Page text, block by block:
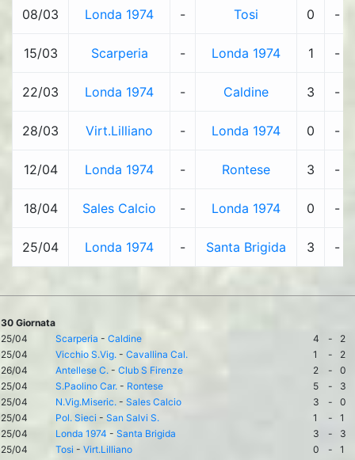
08/03 Londa 1974 - Tosi 0 -
15/03 Scarperia - Londa 1974 1 -
22/03 Londa 1974 - Caldine 3 -
28/03 Virt.Lilliano - Londa 1974 0 -
12/04 Londa 1974 - Rontese 3 -
18/04 Sales Calcio - Londa 1974 0 -
25/04 Londa 1974 - Santa Brigida 3 -
30 Giornata
25/04
Scarperia - Caldine 4 -
2
25/04
Vicchio S.Vig. - Cavallina Cal. 1 -
2
26/04
Antellese C. - Club S Firenze 2 -
0
25/04
S.Paolino Car. - Rontese 5 -
3
25/04
N.Vig.Miseric. - Sales Calcio 3 -
0
25/04
Pol. Sieci - San Salvi S. 1 -
1
25/04
Londa 1974 - Santa Brigida 3 -
3
25/04
Tosi - Virt.Lilliano 0 -
1